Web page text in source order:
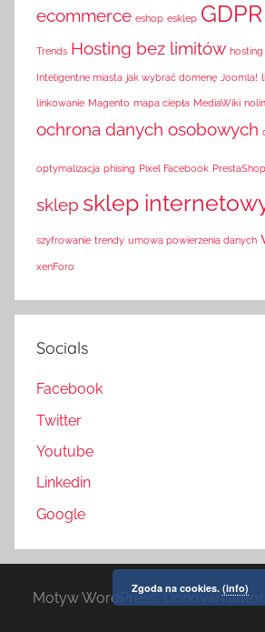
ecommerce eshop esklep GDPR
Trends Hosting bez limitów
Inteligentne miasta jak wybrać domenę Joomla!
linkowanie Magento mapa ciepła MediaWiki
ochrona danych osobowych
optymalizacja phising Pixel Facebook PrestaShop
sklep sklep
szyfrowanie trendy umowa powierzenia danych
xenForo
Socials
Facebook
Twitter
Youtube
Linkedin
Google
Motyw WordPress: Donovan
Zgoda na cookies. (info)